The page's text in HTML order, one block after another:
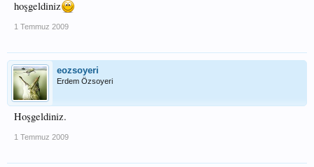
hoşgeldiniz
1 Temmuz 2009
eozsoyeri
Erdem Özsoyeri
Hoşgeldiniz.
1 Temmuz 2009